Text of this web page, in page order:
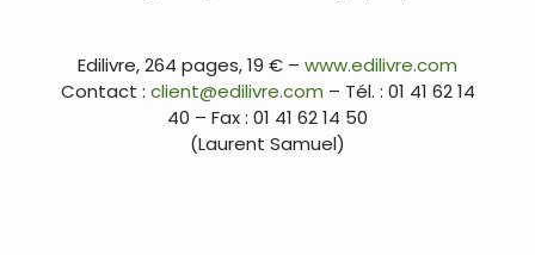
Edilivre, 264 pages, 19 € – www.edilivre.com
Contact : client@edilivre.com – Tél. : 01 41 62 14
40 – Fax : 01 41 62 14 50
(Laurent Samuel)